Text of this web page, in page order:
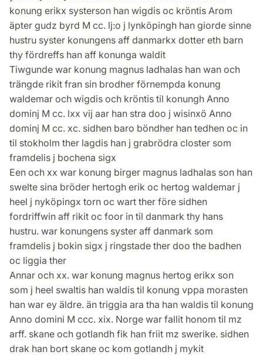
konung erikx systerson han wigdis oc kröntis Arom
äpter gudz byrd M cc. lj:o j lynköpingh han giorde sinne
hustru syster konungens aff danmarkx dotter eth barn
thy fördreffs han aff konunga waldit
Tiwgunde war konung magnus ladhalas han wan och
trängde rikit fran sin brodher förnempda konung
waldemar och wigdis och kröntis til konungh Anno
dominj M cc. lxx vij aar han stra doo j wisinxö Anno
dominj M cc. xc. sidhen baro böndher han tedhen oc in
til stokholm ther lagdis han j grabrödra closter som
framdelis j bochena sigx
Een och xx war konung birger magnus ladhalas son han
swelte sina bröder hertogh erik oc hertog waldemar j
heel j nyköpingx torn oc wart ther före sidhen
fordriffwin aff rikit oc foor in til danmark thy hans
hustru. war konungens syster aff danmark som
framdelis j bokin sigx j ringstade ther doo the badhen
oc liggia ther
Annar och xx. war konung magnus hertog erikx son
som j heel swaltis han waldis til konung vppa morasten
han war ey äldre. än triggia ara tha han waldis til konung
Anno domini M ccc. xix. Norge war fallit honom til mz
arff. skane och gotlandh fik han friit mz swerike. sidhen
drak han bort skane oc kom gotlandh j mykit